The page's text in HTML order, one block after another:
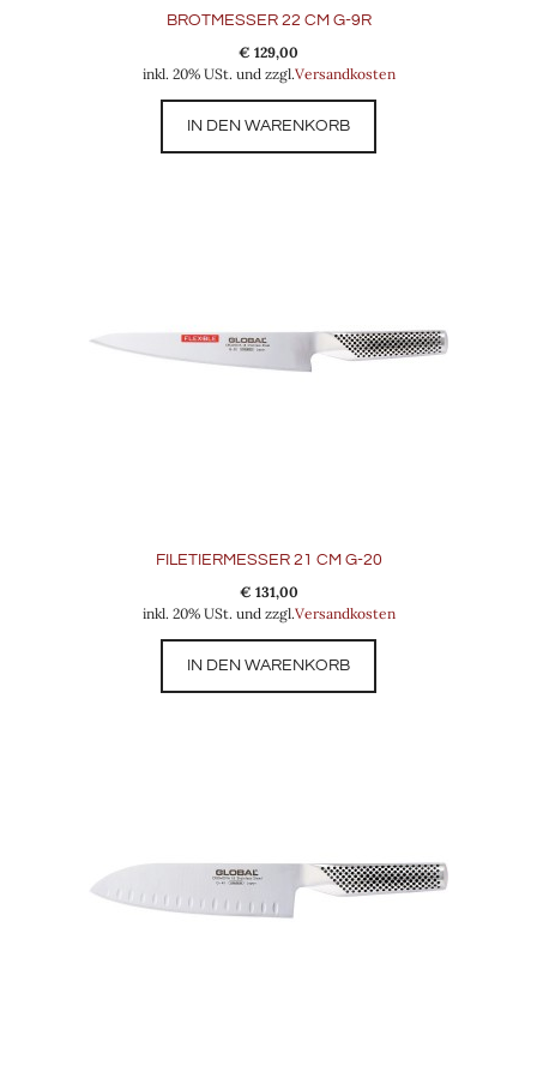
BROTMESSER 22 CM G-9R
€ 129,00
inkl. 20% USt. und zzgl.Versandkosten
IN DEN WARENKORB
FILETIERMESSER 21 CM G-20
€ 131,00
inkl. 20% USt. und zzgl.Versandkosten
IN DEN WARENKORB